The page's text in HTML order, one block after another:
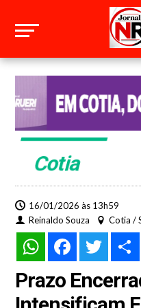
Cotia
16/01/2026 às 13h59
Reinaldo Souza
Cotia /
WhatsAppFacebookTwitter
Prazo